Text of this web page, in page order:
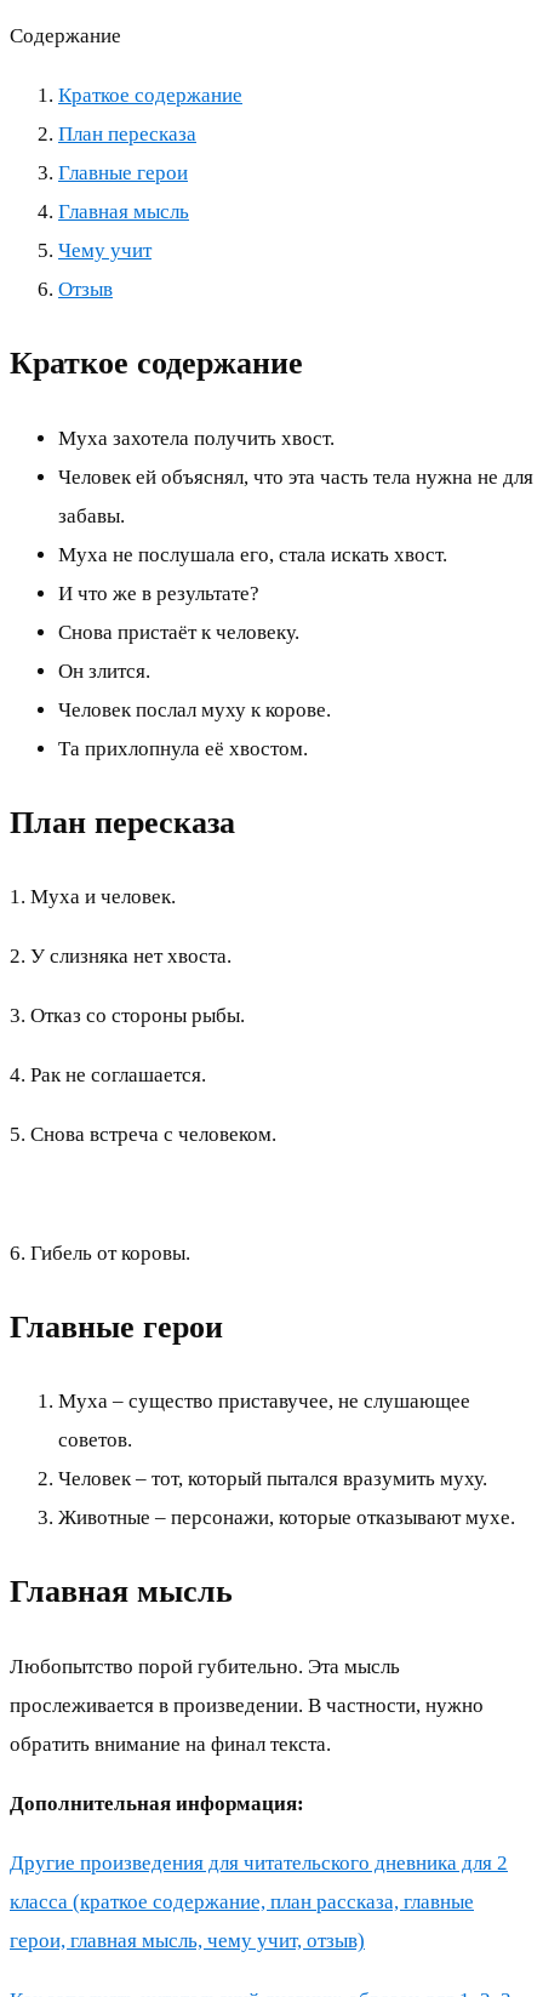
Содержание
Краткое содержание
План пересказа
Главные герои
Главная мысль
Чему учит
Отзыв
Краткое содержание
Муха захотела получить хвост.
Человек ей объяснял, что эта часть тела нужна не для
забавы.
Муха не послушала его, стала искать хвост.
И что же в результате?
Снова пристаёт к человеку.
Он злится.
Человек послал муху к корове.
Та прихлопнула её хвостом.
План пересказа
1. Муха и человек.
2. У слизняка нет хвоста.
3. Отказ со стороны рыбы.
4. Рак не соглашается.
5. Снова встреча с человеком.
6. Гибель от коровы.
Главные герои
Муха – существо приставучее, не слушающее
советов.
Человек – тот, который пытался вразумить муху.
Животные – персонажи, которые отказывают мухе.
Главная мысль
Любопытство порой губительно. Эта мысль
прослеживается в произведении. В частности, нужно
обратить внимание на финал текста.
Дополнительная информация:
Другие произведения для читательского дневника для 2
класса (краткое содержание, план рассказа, главные
герои, главная мысль, чему учит, отзыв)